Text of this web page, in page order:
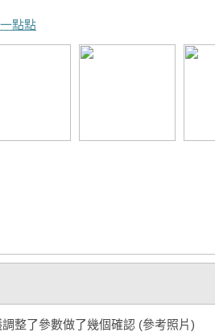
點點
整了參數做了幾個確認 (參考照片)